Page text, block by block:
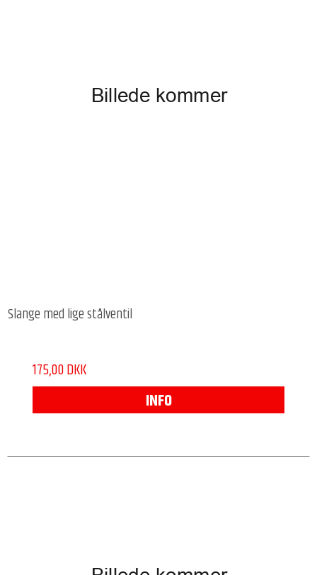
Slange med lige stålventil
175,00 DKK
INFO